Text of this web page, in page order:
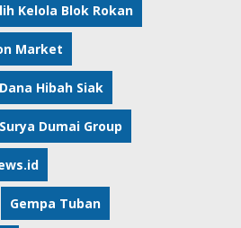
Kelola Blok Rokan
Market
Hibah Siak
Dumai Group
Gempa Tuban